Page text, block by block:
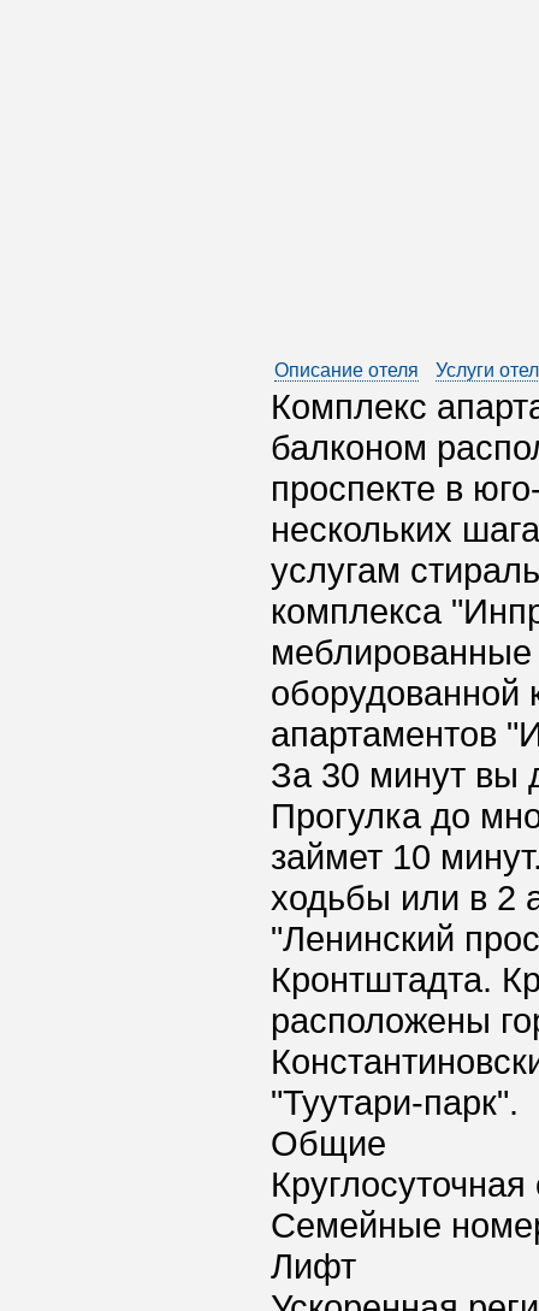
Описание отеля Услуги
Комплекс
балконом
проспекте в
нескольких
услугам
комплекса
оборудованной
апартаментов
За 30 минут вы
Прогулка до
займет 10
ходьбы или в 2
"Ленинский
Кронтштадта.
расположены
"Туутари-парк".
Общие
Семейные
Лифт